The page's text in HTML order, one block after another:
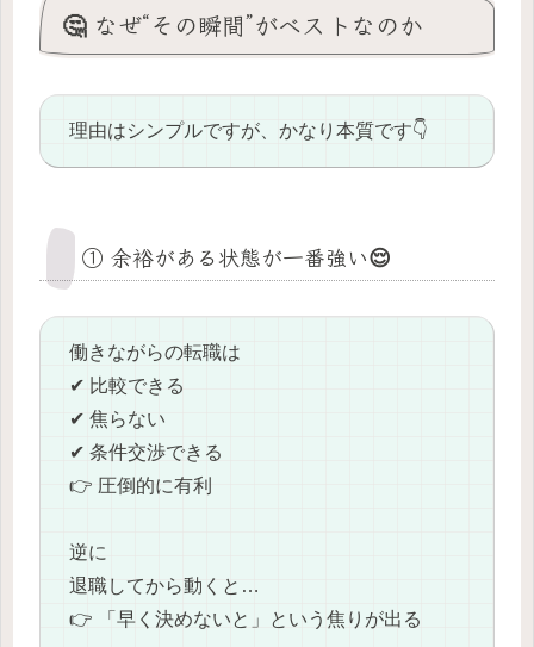
🤔 なぜ“その瞬間”がベストなのか
理由はシンプルですが、かなり本質です👇
① 余裕がある状態が一番強い😌
働きながらの転職は
✔ 比較できる
✔ 焦らない
✔ 条件交渉できる
👉 圧倒的に有利
逆に
退職してから動くと…
👉 「早く決めないと」という焦りが出る